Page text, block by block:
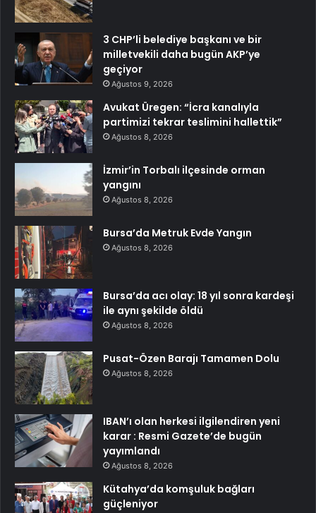
3 CHP’li belediye başkanı ve bir
milletvekili daha bugün AKP’ye
geçiyor
Ağustos 9, 2026
Avukat Üregen: “İcra kanalıyla
partimizi tekrar teslimini hallettik”
Ağustos 8, 2026
İzmir’in Torbalı ilçesinde orman
yangını
Ağustos 8, 2026
Bursa’da Metruk Evde Yangın
Ağustos 8, 2026
Bursa’da acı olay: 18 yıl sonra kardeşi
ile aynı şekilde öldü
Ağustos 8, 2026
Pusat-Özen Barajı Tamamen Dolu
Ağustos 8, 2026
IBAN’ı olan herkesi ilgilendiren yeni
karar : Resmi Gazete’de bugün
yayımlandı
Ağustos 8, 2026
Kütahya’da komşuluk bağları
güçleniyor